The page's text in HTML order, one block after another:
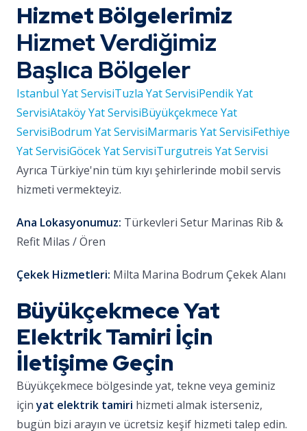
Hizmet Bölgelerimiz
Hizmet Verdiğimiz
Başlıca Bölgeler
Istanbul Yat ServisiTuzla Yat ServisiPendik Yat
ServisiAtaköy Yat ServisiBüyükçekmece Yat
ServisiBodrum Yat ServisiMarmaris Yat ServisiFethiye
Yat ServisiGöcek Yat ServisiTurgutreis Yat Servisi
Ayrıca Türkiye'nin tüm kıyı şehirlerinde mobil servis
hizmeti vermekteyiz.
Ana Lokasyonumuz: Türkevleri Setur Marinas Rib &
Refit Milas / Ören
Çekek Hizmetleri: Milta Marina Bodrum Çekek Alanı
Büyükçekmece Yat
Elektrik Tamiri İçin
İletişime Geçin
Büyükçekmece bölgesinde yat, tekne veya geminiz
içinyat elektrik tamiri hizmeti almak isterseniz,
bugün bizi arayın ve ücretsiz keşif hizmeti talep edin.